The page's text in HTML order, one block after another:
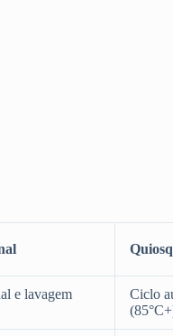
e lavagem
Ciclo